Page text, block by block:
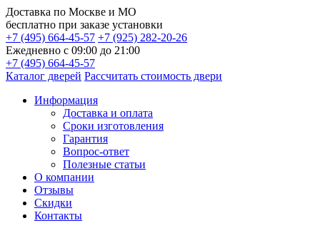
Доставка по Москве и МО
бесплатно при заказе установки
+7 (495) 664-45-57 +7 (925) 282-20-26
Ежедневно с 09:00 до 21:00
+7 (495) 664-45-57
Каталог дверей Рассчитать стоимость двери
Информация
Доставка и оплата
Сроки изготовления
Гарантия
Вопрос-ответ
Полезные статьи
О компании
Отзывы
Скидки
Контакты